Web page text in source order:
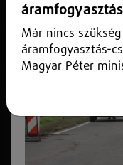
Már nincs
áramfogyasztás-
Magyar Péter